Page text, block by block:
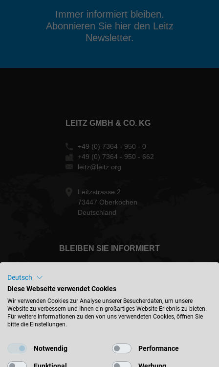
Immer informiert bleiben.
Abonnieren Sie hier den Leitz
Newsletter.
LEITZ GMBH & CO. KG
+49 (0) 7364 - 950 - 0
+49 (0) 7364 - 950 - 662
leitz@leitz.org
Leitzstrasse 2
73447 Oberkochen
Deutschland
BLEIBEN SIE INFORMIERT
International - deutsch
Deutsch
Diese Webseite verwendet Cookies
Wir verwenden Cookies zur Analyse unserer Besucherdaten, um unsere
Website zu verbessern und Ihnen ein großartiges Website-Erlebnis zu bieten.
Für weitere Informationen zu den von uns verwendeten Cookies, öffnen Sie
bitte die Einstellungen.
Notwendig Performance